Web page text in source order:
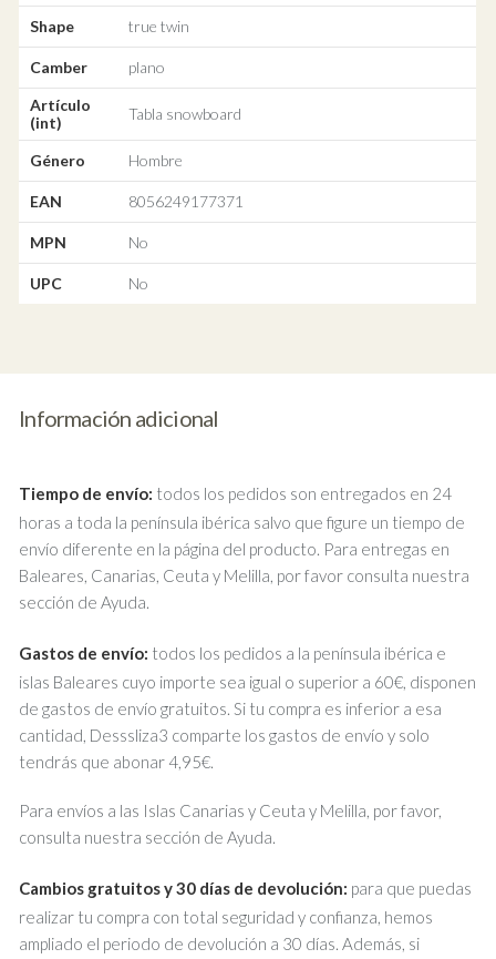
Shape true twin
Camber
plano
Artículo
(int)
Tabla snowboard
Género Hombre
EAN 8056249177371
MPN No
UPC No
Información adicional
Tiempo de envío: todos los pedidos son entregados en 24
horas a toda la península ibérica salvo que figure un tiempo de
envío diferente en la página del producto. Para entregas en
Baleares, Canarias, Ceuta y Melilla, por favor consulta nuestra
sección de Ayuda.
Gastos de envío: todos los pedidos a la península ibérica e
islas Baleares cuyo importe sea igual o superior a 60€, disponen
de gastos de envío gratuitos. Si tu compra es inferior a esa
cantidad, Desssliza3 comparte los gastos de envío y solo
tendrás que abonar 4,95€.
Para envíos a las Islas Canarias y Ceuta y Melilla, por favor,
consulta nuestra sección de Ayuda.
Cambios gratuitos y 30 días de devolución: para que puedas
realizar tu compra con total seguridad y confianza, hemos
ampliado el periodo de devolución a 30 días. Además, si